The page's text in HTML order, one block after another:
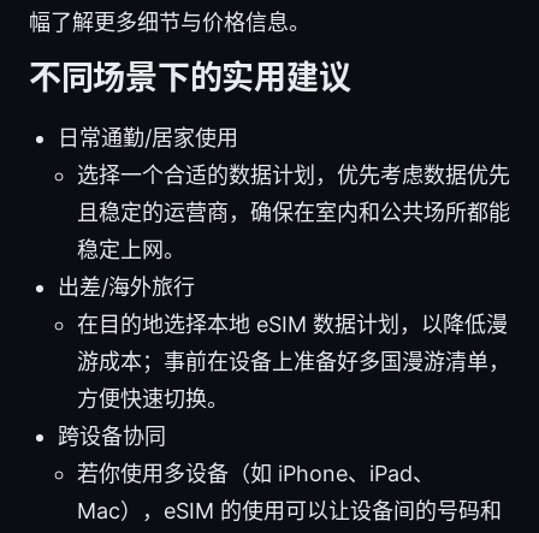
幅了解更多细节与价格信息。
不同场景下的实用建议
日常通勤/居家使用
选择一个合适的数据计划，优先考虑数据优先
且稳定的运营商，确保在室内和公共场所都能
稳定上网。
出差/海外旅行
在目的地选择本地 eSIM 数据计划，以降低漫
游成本；事前在设备上准备好多国漫游清单，
方便快速切换。
跨设备协同
若你使用多设备（如 iPhone、iPad、
Mac），eSIM 的使用可以让设备间的号码和